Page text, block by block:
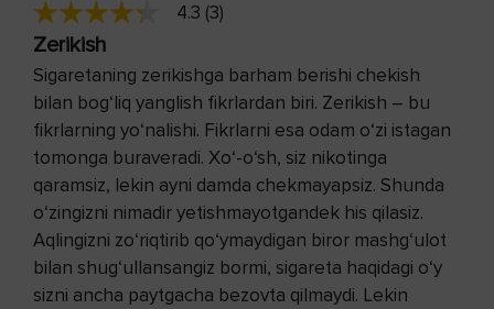
4.3 (3)
Zerikish
Sigaretaning zerikishga bar­ham berishi chekish
bilan bog‘liq yang­lish fikrlardan biri. Zerikish – bu
fikrlarning yo‘nalishi. Fikrlarni esa odam o‘zi istagan
tomonga buraveradi. Xo‘-o‘sh, siz nikotinga
qaramsiz, lekin ayni damda chekmayapsiz. Shunda
o‘zingizni nimadir yetishmayotgandek his qilasiz.
Aqlingizni zo‘riqtirib qo‘ymaydigan biror mashg‘ulot
bilan shug‘ullansangiz bormi, sigareta haqidagi o‘y
sizni ancha paytgacha bezovta qilmaydi. Lekin